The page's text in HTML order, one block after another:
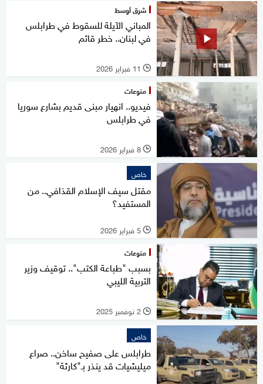
شرق أوسط
المباني الآيلة للسقوط في طرابلس
في لبنان.. خطر قائم
l 11 فبراير 2026
منوعات
فيديو.. انهيار مبنى قديم بشارع سوريا
في طرابلس
l 8 فبراير 2026
خاص
مقتل سيف الإسلام القذافي.. من
المستفيد؟
l 5 فبراير 2026
منوعات
بسبب "طباعة الكتب".. توقيف وزير
التربية الليبي
l 2 نوفمبر 2025
خاص
طرابلس على صفيح ساخن.. صراع
ميليشيات قد ينذر بـ"كارثة"